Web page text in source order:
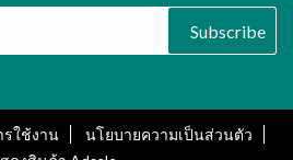
Subscribe
ใช้งาน
นโยบายความเป็นส่วนตัว